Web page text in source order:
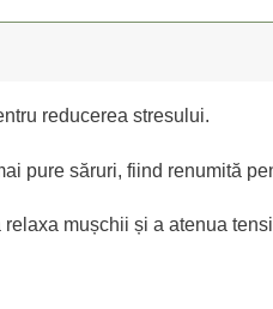
reducerea stresului.
pure săruri, fiind renumită
mușchii și a atenua